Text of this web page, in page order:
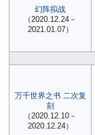
幻阵拟战
（2020.12.24－
2021.01.07）
万千世界之书 二次复
刻
（2020.12.10－
2020.12.24）